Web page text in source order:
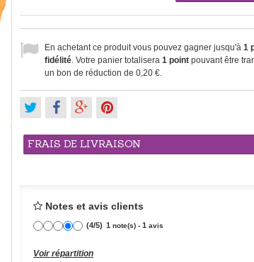
En achetant ce produit vous pouvez gagner jusqu'à 1
fidélité. Votre panier totalisera 1 point pouvant être
un bon de réduction de 0,20 €.
FRAIS DE LIVRAISON
Notes et avis clients
(4/5) 1 note(s) - 1 avis
Voir répartition